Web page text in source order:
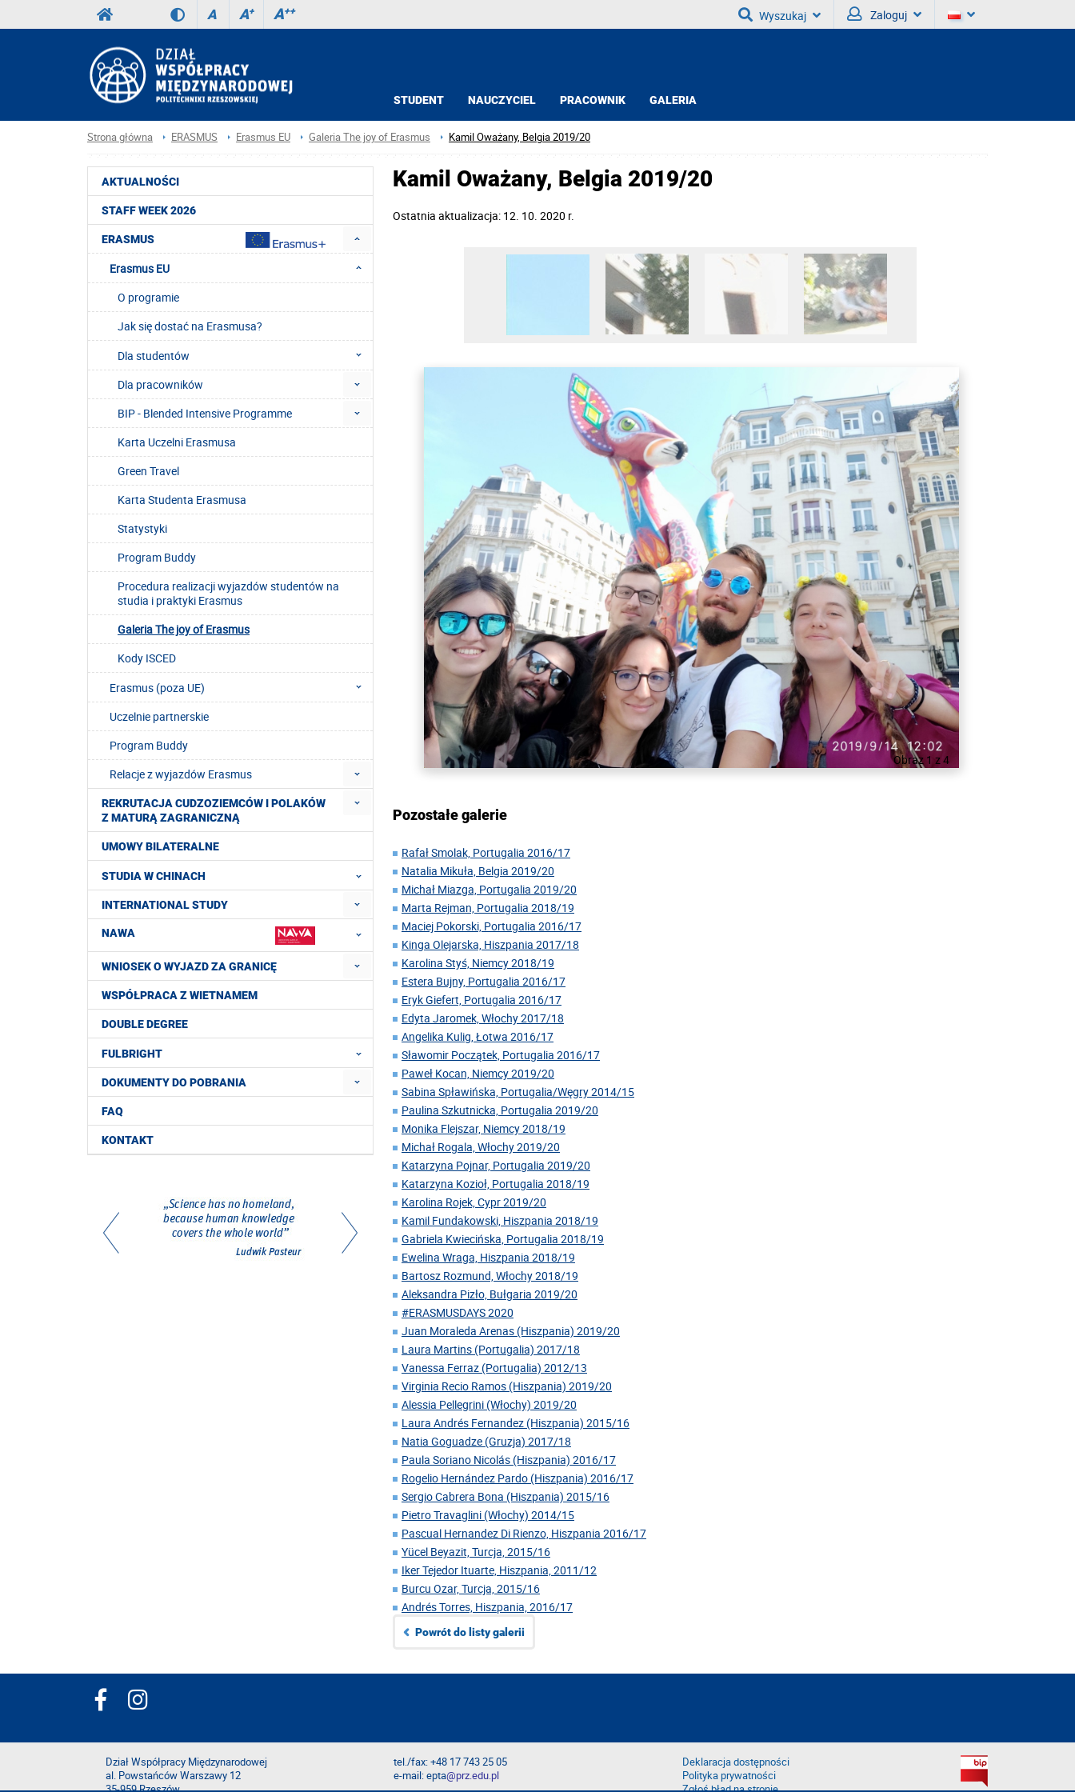
A A+ A++ Wyszukaj Zaloguj
STUDENT NAUCZYCIEL PRACOWNIK GALERIA
Strona główna ERASMUS Erasmus EU Galeria The joy of Erasmus Kamil Oważany, Belgia 2019/20
AKTUALNOŚCI
STAFF WEEK 2026
ERASMUS
Erasmus EU
O programie
Jak się dostać na Erasmusa?
Dla studentów
Dla pracowników
BIP - Blended Intensive Programme
Karta Uczelni Erasmusa
Green Travel
Karta Studenta Erasmusa
Statystyki
Program Buddy
Procedura realizacji wyjazdów studentów na
studia i praktyki Erasmus
Galeria The joy of Erasmus
Kody ISCED
Erasmus (poza UE)
Uczelnie partnerskie
Program Buddy
Relacje z wyjazdów Erasmus
REKRUTACJA CUDZOZIEMCÓW I POLAKÓW
Z MATURĄ ZAGRANICZNĄ
UMOWY BILATERALNE
STUDIA W CHINACH
INTERNATIONAL STUDY
NAWA
WNIOSEK O WYJAZD ZA GRANICĘ
WSPÓŁPRACA Z WIETNAMEM
DOUBLE DEGREE
FULBRIGHT
DOKUMENTY DO POBRANIA
FAQ
KONTAKT
Kamil Oważany, Belgia 2019/20
Ostatnia aktualizacja: 12. 10. 2020 r.
Obraz 1 z 4
Pozostałe galerie
Rafał Smolak, Portugalia 2016/17
Natalia Mikuła, Belgia 2019/20
Michał Miazga, Portugalia 2019/20
Marta Rejman, Portugalia 2018/19
Maciej Pokorski, Portugalia 2016/17
Kinga Olejarska, Hiszpania 2017/18
Karolina Styś, Niemcy 2018/19
Estera Bujny, Portugalia 2016/17
Eryk Giefert, Portugalia 2016/17
Edyta Jaromek, Włochy 2017/18
Angelika Kulig, Łotwa 2016/17
Sławomir Początek, Portugalia 2016/17
Paweł Kocan, Niemcy 2019/20
Sabina Spławińska, Portugalia/Węgry 2014/15
Paulina Szkutnicka, Portugalia 2019/20
Monika Flejszar, Niemcy 2018/19
Michał Rogala, Włochy 2019/20
Katarzyna Pojnar, Portugalia 2019/20
Katarzyna Kozioł, Portugalia 2018/19
Karolina Rojek, Cypr 2019/20
Kamil Fundakowski, Hiszpania 2018/19
Gabriela Kwiecińska, Portugalia 2018/19
Ewelina Wraga, Hiszpania 2018/19
Bartosz Rozmund, Włochy 2018/19
Aleksandra Pizło, Bułgaria 2019/20
#ERASMUSDAYS 2020
Juan Moraleda Arenas (Hiszpania) 2019/20
Laura Martins (Portugalia) 2017/18
Vanessa Ferraz (Portugalia) 2012/13
Virginia Recio Ramos (Hiszpania) 2019/20
Alessia Pellegrini (Włochy) 2019/20
Laura Andrés Fernandez (Hiszpania) 2015/16
Natia Goguadze (Gruzja) 2017/18
Paula Soriano Nicolás (Hiszpania) 2016/17
Rogelio Hernández Pardo (Hiszpania) 2016/17
Sergio Cabrera Bona (Hiszpania) 2015/16
Pietro Travaglini (Włochy) 2014/15
Pascual Hernandez Di Rienzo, Hiszpania 2016/17
Yücel Beyazit, Turcja, 2015/16
Iker Tejedor Ituarte, Hiszpania, 2011/12
Burcu Ozar, Turcja, 2015/16
Andrés Torres, Hiszpania, 2016/17
Powrót do listy galerii
Dział Współpracy Międzynarodowej
al. Powstańców Warszawy 12
35-959 Rzeszów
tel./fax: +48 17 743 25 05
e-mail: epta@prz.edu.pl
Deklaracja dostępności
Polityka prywatności
Zgłoś błąd na stronie